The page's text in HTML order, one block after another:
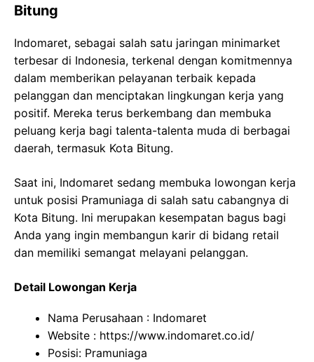
Bitung
Indomaret, sebagai salah satu jaringan minimarket
terbesar di Indonesia, terkenal dengan komitmennya
dalam memberikan pelayanan terbaik kepada
pelanggan dan menciptakan lingkungan kerja yang
positif. Mereka terus berkembang dan membuka
peluang kerja bagi talenta-talenta muda di berbagai
daerah, termasuk Kota Bitung.
Saat ini, Indomaret sedang membuka lowongan kerja
untuk posisi Pramuniaga di salah satu cabangnya di
Kota Bitung. Ini merupakan kesempatan bagus bagi
Anda yang ingin membangun karir di bidang retail
dan memiliki semangat melayani pelanggan.
Detail Lowongan Kerja
Nama Perusahaan : Indomaret
Website : https://www.indomaret.co.id/
Posisi: Pramuniaga